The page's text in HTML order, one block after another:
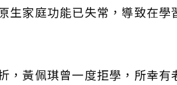
生家庭功能已失常，導致在
，黃佩琪曾一度拒學，所幸有